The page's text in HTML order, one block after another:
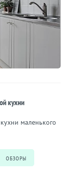
кухни
маленького
ОБЗОРЫ